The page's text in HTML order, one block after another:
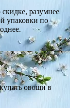
разумнее
упаковки по
овощи в